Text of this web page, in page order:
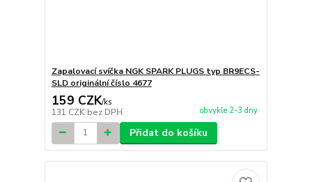
Zapalovací svíčka NGK SPARK PLUGS typ BR9ECS-
SLD originální číslo 4677
159 CZK/ks
131 CZK bez DPH obvykle 2-3 dny
Přidat do košíku